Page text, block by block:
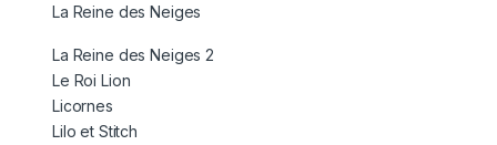
La Reine des Neiges
La Reine des Neiges 2
Le Roi Lion
Licornes
Lilo et Stitch